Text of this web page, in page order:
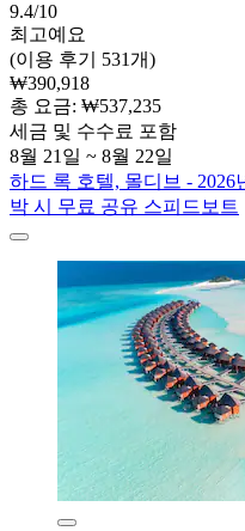
9.4/10
최고예요
(이용 후기 531개)
₩390,918
총 요금: ₩537,235
세금 및 수수료 포함
8월 21일 ~ 8월 22일
하드 록 호텔, 몰디브 - 2026
박 시 무료 공유 스피드보트